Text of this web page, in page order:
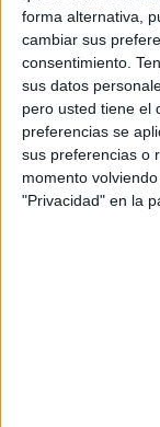
forma alternativa,
cambiar sus
consentimiento.
sus datos
pero usted tiene el
preferencias se
sus preferencias o
momento
"Privacidad" en la
Fue algo bastante
mismo sujeto. Se
prefirieron hacer un